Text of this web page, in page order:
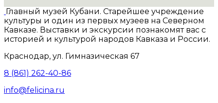
Главный музей Кубани. Старейшее учреждение
культуры и один из первых музеев на Северном
Кавказе. Выставки и экскурсии познакомят вас с
историей и культурой народов Кавказа и России.
Краснодар, ул. Гимназическая 67
8 (861) 262-40-86
info@felicina.ru